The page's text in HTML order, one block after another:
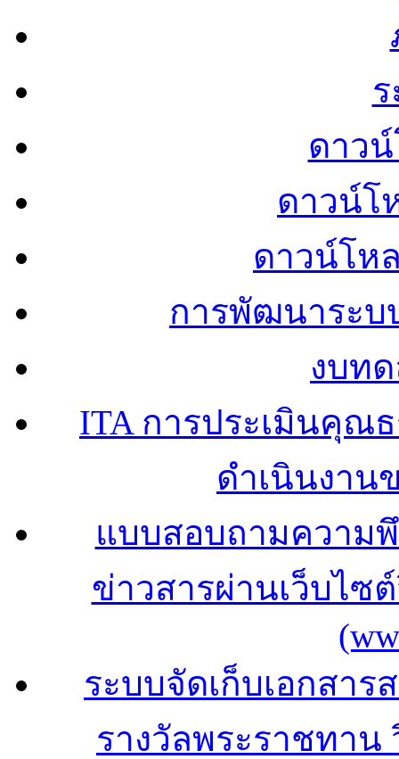
ดาว
ดาวน์โ
ดาวน์โห
การพัฒนาระ
งบท
ITA การประเมินคุณ
ดำเนินงาน
แบบสอบถามความ
ข่าวสารผ่านเว็บไซ
ระบบจัดเก็บเอกสา
รางวัลพระราชทา